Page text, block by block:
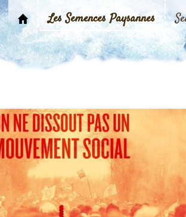
Les Semences Paysannes